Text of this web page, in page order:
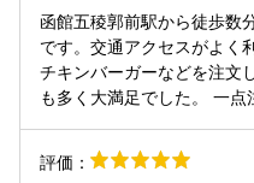
なくて正解です。 確かに
みにとても美味しかったで
ら絶対に食べてはいけませ
函館五稜郭前駅から徒歩数
です。交通アクセスがよく
チキンバーガーなどを注文
も多く大満足でした。 一
い方は別の店舗（例えば函
ます
評価：